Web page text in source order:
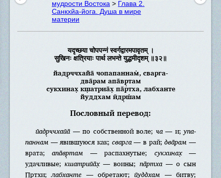
мудрости Востока > Глава 2.
Санкхйа-йога. Душа в мире
материи
यदृच्छया चोपपन्नं स्वर्गद्वारमपावृतम् ।
सुखिनः क्षत्रियाः पार्थ लभन्ते युद्धमीदृशम् ॥३२॥
йадр̣ччхайа̄ чопапаннам̇, сварга-
два̄рам апа̄вр̣там
сукхинах̣ кш̣атриа̄х̣ па̄ртха, лабханте
йуддхам ӣдр̣ш́ам
Пословный перевод:
йадр̣ччхайа̄— по собственной воле; ча— и; упа-
паннам — явившуюся как; сварга— в рай;два̄рам —
врата;апа̄вр̣там — распахнутые; сукхинах̣—
удачливые;кшатрийа̄х̣— воины; па̄ртха— о сын
Пр̣тхи;лабханте — обретают;йуддхам — битву;